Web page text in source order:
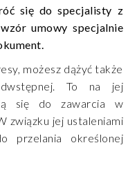
się do specjalisty z
umowy specjalnie
możesz dążyć także
To na jej
się do zawarcia w
związku jej ustaleniami
przelania określonej